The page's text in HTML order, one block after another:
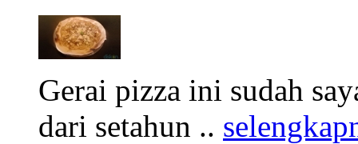
Gerai pizza ini sudah
dari setahun ..